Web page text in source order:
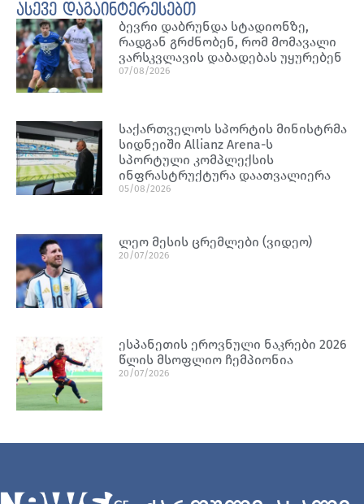
ასევე დაგაინტერესებთ
ბევრი დაბრუნდა სტადიონზე,
რადგან გრძნობენ, რომ მომავალი
ვარსკვლავის დაბადებას უყურებენ
07/08/2026
საქართველოს სპორტის მინისტრმა
სიდნეიში Allianz Arena-ს
სპორტული კომპლექსის
ინფრასტრუქტურა დაათვალიერა
05/08/2026
ლეო მესის ცრემლები (ვიდეო)
20/07/2026
ესპანეთის ეროვნული ნაკრები 2026
წლის მსოფლიო ჩემპიონია
20/07/2026